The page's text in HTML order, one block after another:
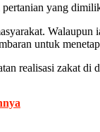
pertanian yang
untuk
realisasi zakat di